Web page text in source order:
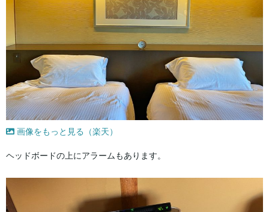
画像をもっと見る（楽天）
ヘッドボードの上にアラームもあります。